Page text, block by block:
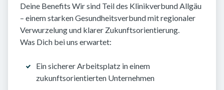
Deine Benefits Wir sind Teil des Klinikverbund Allgäu
– einem starken Gesundheitsverbund mit regionaler
Verwurzelung und klarer Zukunftsorientierung.
Was Dich bei uns erwartet:
Ein sicherer Arbeitsplatz in einem
zukunftsorientierten Unternehmen